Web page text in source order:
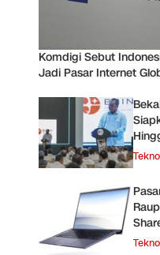
Komdigi Sebut
Jadi Pasar Internet